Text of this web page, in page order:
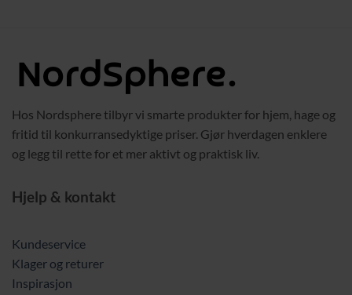
Hos Nordsphere tilbyr vi smarte produkter for hjem, hage og
fritid til konkurransedyktige priser. Gjør hverdagen enklere
og legg til rette for et mer aktivt og praktisk liv.
Hjelp & kontakt
Kundeservice
Klager og returer
Inspirasjon